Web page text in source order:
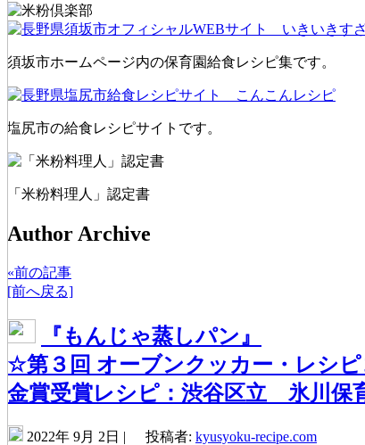
須坂市ホームページ内の保育園給食レシピ集です。
塩尻市の給食レシピサイトです。
「米粉料理人」認定書
Author Archive
«前の記事
[前へ戻る]
『もんじゃ蒸しパン』
☆第３回 オーブンクッカー・レシ
金賞受賞レシピ：渋谷区立 氷川保
2022年 9月 2日 | 投稿者: kyusyoku-recipe.com